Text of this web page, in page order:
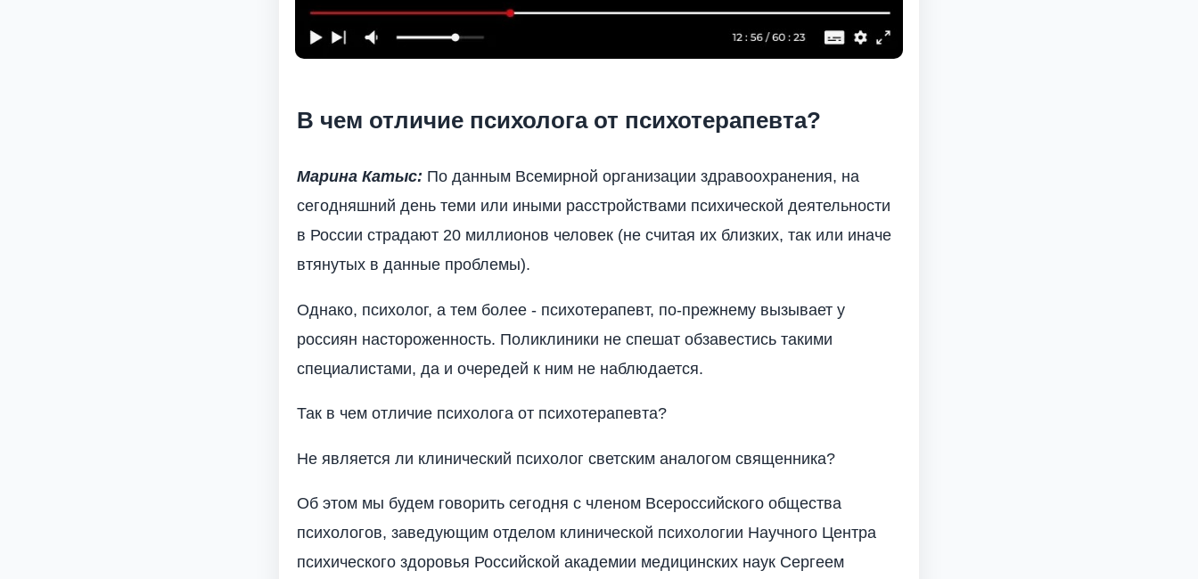
В чем отличие психолога от психотерапевта?
Марина Катыс: По данным Всемирной организации здравоохранения, на
сегодняшний день теми или иными расстройствами психической деятельности
в России страдают 20 миллионов человек (не считая их близких, так или иначе
втянутых в данные проблемы).
Однако, психолог, а тем более - психотерапевт, по-прежнему вызывает у
россиян настороженность. Поликлиники не спешат обзавестись такими
специалистами, да и очередей к ним не наблюдается.
Так в чем отличие психолога от психотерапевта?
Не является ли клинический психолог светским аналогом священника?
Об этом мы будем говорить сегодня с членом Всероссийского общества
психологов, заведующим отделом клинической психологии Научного Центра
психического здоровья Российской академии медицинских наук Сергеем